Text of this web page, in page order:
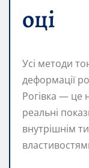
оці
Усі методи
деформації
Рогівка — це
реальні
внутрішнім